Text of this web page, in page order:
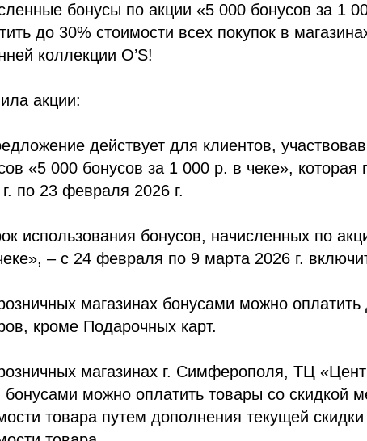
бонусы по акции «5 000 бонусов за 1
до 30% стоимости всех покупок в
коллекции O’S!
акции:
действует для клиентов,
«5 000 бонусов за 1 000 р. в чеке», которая
по 23 февраля 2026 г.
использования бонусов, начисленных по
– с 24 февраля по 9 марта 2026 г.
магазинах бонусами можно
кроме Подарочных карт.
магазинах г. Симферополя, ТЦ
бонусами можно оплатить товары со скидкой
товара путем дополнения текущей